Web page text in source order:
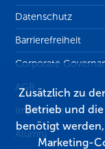
Datenschutz
Barrierefreiheit
Corporate
AGB
Impressum
Alumni
Zusätzlich zu
Betrieb und
benötigt
Marketing-